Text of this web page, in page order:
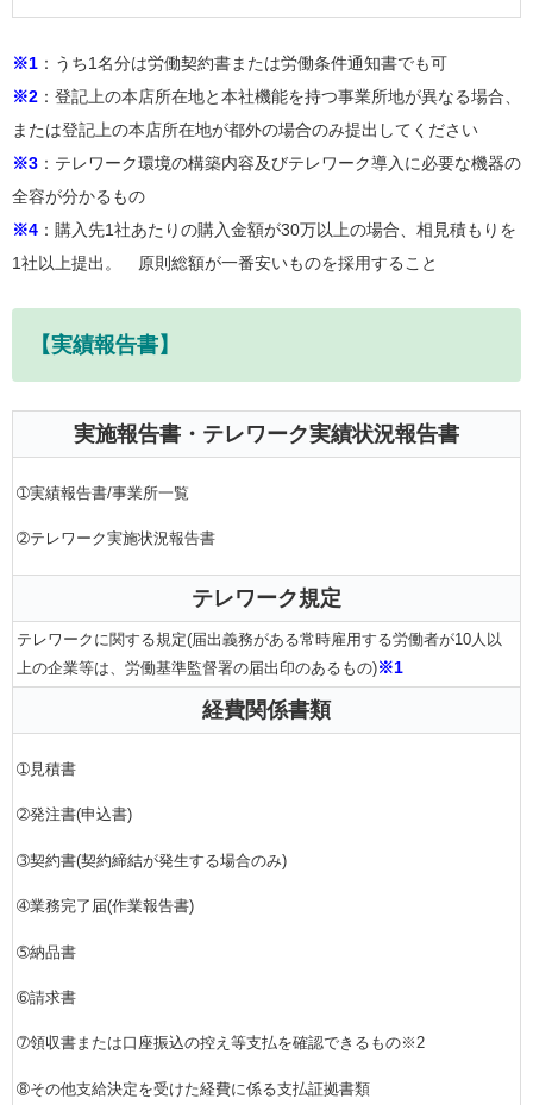
※1 ：うち1名分は労働契約書または労働条件通知書でも可
※2 ：登記上の本店所在地と本社機能を持つ事業所地が異なる場合、
または登記上の本店所在地が都外の場合のみ提出してください
※3 ：テレワーク環境の構築内容及びテレワーク導入に必要な機器の
全容が分かるもの
※4 ：購入先1社あたりの購入金額が30万以上の場合、相見積もりを
1社以上提出。 原則総額が一番安いものを採用すること
【実績報告書】
実施報告書・テレワーク実績状況報告書
➀実績報告書/事業所一覧
➁テレワーク実施状況報告書
テレワーク規定
テレワークに関する規定(届出義務がある常時雇用する労働者が10人以
上の企業等は、労働基準監督署の届出印のあるもの)※1
経費関係書類
➀見積書
➁発注書(申込書)
➂契約書(契約締結が発生する場合のみ)
➃業務完了届(作業報告書)
➄納品書
➅請求書
➆領収書または口座振込の控え等支払を確認できるもの※2
➇その他支給決定を受けた経費に係る支払証拠書類